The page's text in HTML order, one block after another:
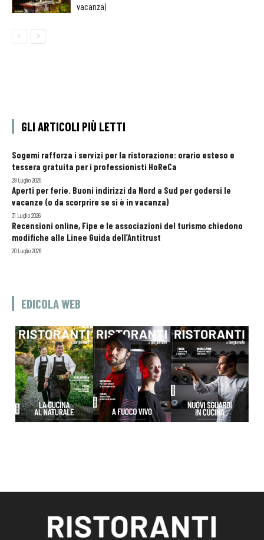
vacanza)
GLI ARTICOLI PIÙ LETTI
Sogemi rafforza i servizi per la ristorazione: orario esteso e
tessera gratuita per i professionisti HoReCa
29 Luglio 2026
Aperti per ferie. Buoni indirizzi da Nord a Sud per godersi le
vacanze (o da scorprire se si è in vacanza)
31 Luglio 2026
Recensioni online, Fipe e le associazioni del turismo chiedono
modifiche alle Linee Guida dell’Antitrust
20 Luglio 2026
EDICOLA WEB